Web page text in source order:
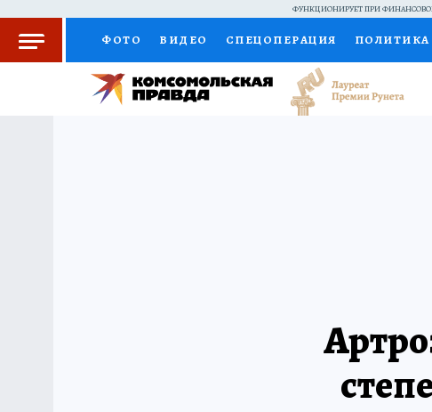
ФУНКЦИОНИРУЕТ ПРИ
ФОТО ВИДЕО СПЕЦОПЕРАЦИЯ ПОЛИТИКА
КОЛУМНИСТЫ ПРОИСШЕСТВИЯ